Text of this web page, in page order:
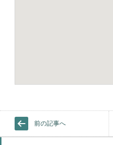
前の記事へ